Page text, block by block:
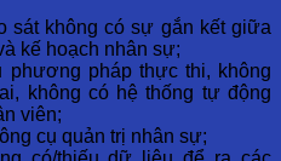
sát không có sự gắn kết giữa
kế hoạch nhân sự;
phương pháp thực thi, không
không có hệ thống tự động
viên;
cụ quản trị nhân sự;